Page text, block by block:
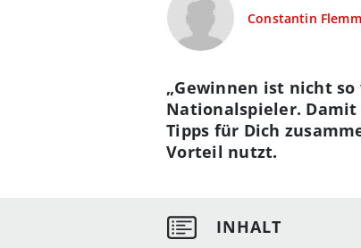
Constantin
„Gewinnen ist nicht
Nationalspieler. Damit
Tipps für Dich
Vorteil nutzt.